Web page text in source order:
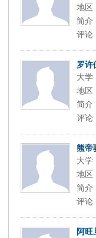
地区
简介
评论
罗许
大学
地区
简介
评论
熊帝
大学
地区
简介
评论
阿旺